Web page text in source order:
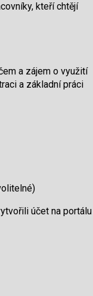
kteří chtějí
a zájem o využití
a základní práci
účet na portálu